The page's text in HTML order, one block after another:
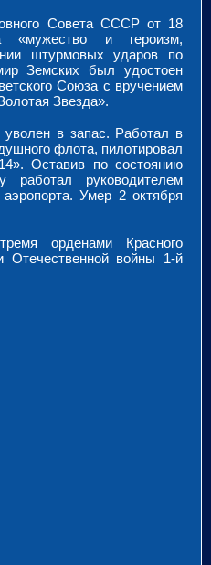
Совета СССР от 18
«мужество и героизм,
штурмовых ударов по
Земских был удостоен
Союза с вручением
Звезда».
в запас. Работал в
флота, пилотировал
Оставив по состоянию
работал руководителем
Умер 2 октября
орденами Красного
Отечественной войны 1-й